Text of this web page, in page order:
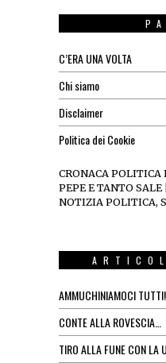
C’ERA UNA VOLTA
Chi siamo
Disclaimer
Politica dei Cookie
CRONACA POLITICA
PEPE E TANTO
NOTIZIA POLITICA,
AMMUCHINIAMOCI TUTTI!
CONTE ALLA ROVESCIA…
TIRO ALLA FUNE CON LA